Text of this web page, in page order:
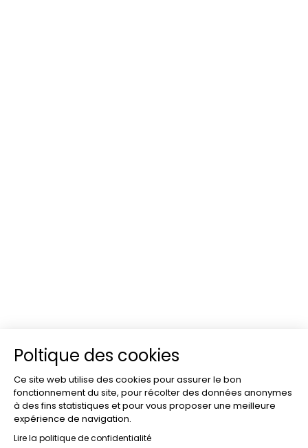
Poltique des cookies
Ce site web utilise des cookies pour assurer le bon
fonctionnement du site, pour récolter des données anonymes
à des fins statistiques et pour vous proposer une meilleure
expérience de navigation.
Lire la politique de confidentialité